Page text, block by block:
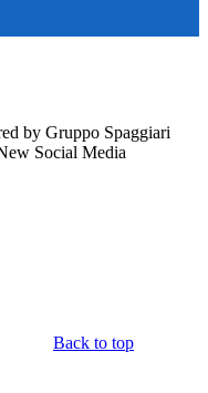
by Gruppo Spaggiari
Social Media
Back to top